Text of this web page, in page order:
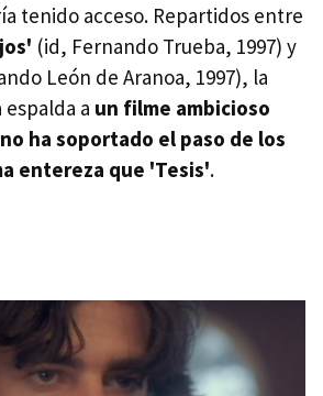
tenido acceso. Repartidos entre
(id, Fernando Trueba, 1997) y
León de Aranoa, 1997), la
espalda a un filme ambicioso
ha soportado el paso de los
entereza que 'Tesis'.